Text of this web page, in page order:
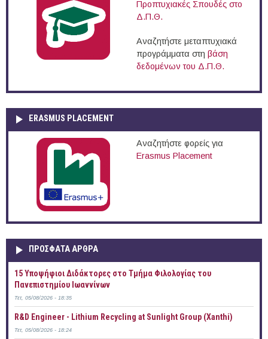
Προπτυχιακές Σπουδές στο
Δ.Π.Θ.
Αναζητήστε μεταπτυχιακά
προγράμματα στη βάση
δεδομένων του Δ.Π.Θ.
ERASMUS PLACEMENT
Αναζητήστε φορείς για
Erasmus Placement
ΠΡOΣΦΑΤΑ AΡΘΡΑ
15 Υποψήφιοι Διδάκτορες στο Τμήμα Φιλολογίας του
Πανεπιστημίου Ιωαννίνων
Τετ, 05/08/2026 - 18:35
R&D Engineer - Lithium Recycling at Sunlight Group (Xanthi)
Τετ, 05/08/2026 - 18:24